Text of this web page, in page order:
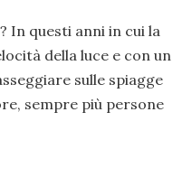
In questi anni in cui la
della luce e con un
sulle spiagge
sempre più persone